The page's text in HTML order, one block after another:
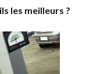
les meilleurs ?